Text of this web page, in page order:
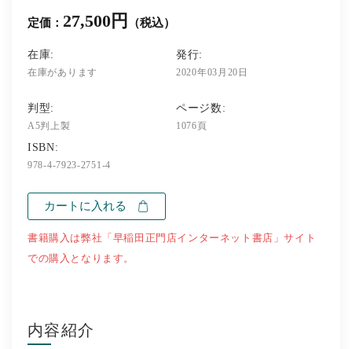
定価： 27,500円 （税込）
在庫:
在庫があります
発行:
2020年03月20日
判型:
A5判上製
ページ数:
1076頁
ISBN:
978-4-7923-2751-4
カートに入れる
書籍購入は弊社「早稲田正門店インターネット書店」サイト
での購入となります。
内容紹介